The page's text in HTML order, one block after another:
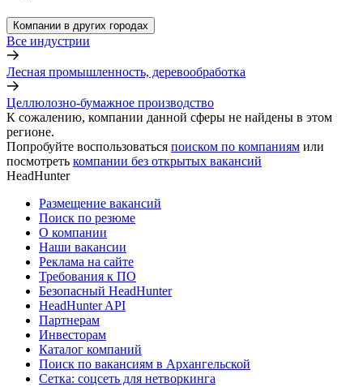
Компании в других городах
Все индустрии
Лесная промышленность, деревообработка
Целлюлозно-бумажное производство
К сожалению, компании данной сферы не найдены в этом
регионе.
Попробуйте воспользоваться поиском по компаниям или
посмотреть компании без открытых вакансий
HeadHunter
Размещение вакансий
Поиск по резюме
О компании
Наши вакансии
Реклама на сайте
Требования к ПО
Безопасный HeadHunter
HeadHunter API
Партнерам
Инвесторам
Каталог компаний
Поиск по вакансиям в Архангельской
Сетка: соцсеть для нетворкинга